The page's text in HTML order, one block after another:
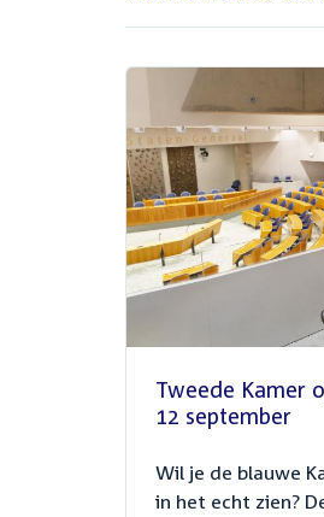
Tweede Kamer
12 september
Wil je de blauwe
in het echt zien?